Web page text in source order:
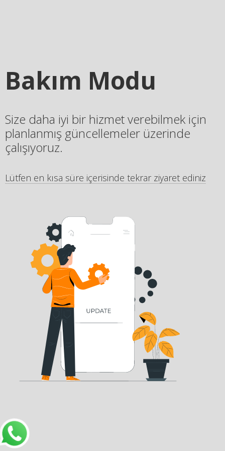
Bakım Modu
Size daha iyi bir hizmet verebilmek için
planlanmış güncellemeler üzerinde
çalışıyoruz.
Lütfen en kısa süre içerisinde tekrar ziyaret ediniz